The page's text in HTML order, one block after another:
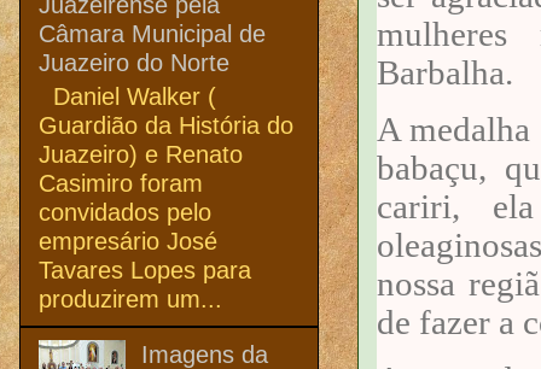
Barbalha.
A
babaçu,
cariri,
nossa
de fazer a
Câmara Municipal de
Juazeiro do Norte
Daniel Walker (
Guardião da História do
Juazeiro) e Renato
Casimiro foram
convidados pelo
empresário José
Tavares Lopes para
produzirem um...
Imagens da